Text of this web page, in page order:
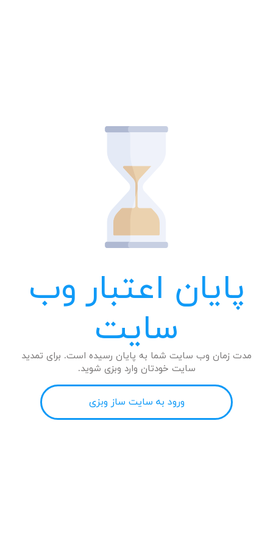
پایان اعتبار وب
سایت
مدت زمان وب سایت شما به پایان رسیده است. برای تمدید
سایت خودتان وارد وبزی شوید.
ورود به سایت ساز وبزی